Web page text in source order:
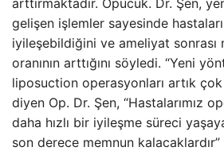
arttırmaktadır. Öpücük. Dr. Şen,
gelişen işlemler sayesinde
iyileşebildiğini ve ameliyat sonrası
oranının arttığını söyledi. “Yeni
liposuction operasyonları artık
diyen Op. Dr. Şen, “Hastalarımız
daha hızlı bir iyileşme süreci
son derece memnun